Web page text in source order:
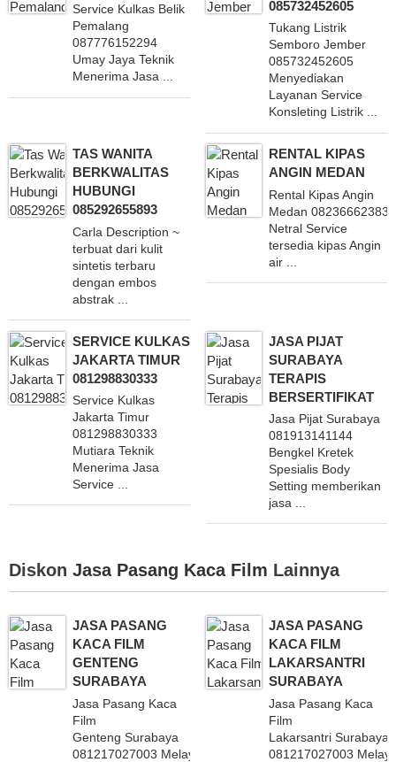
Service Kulkas Belik
Pemalang
087776152294
Umay Jaya Teknik
Menerima Jasa ...
085732452605
Tukang Listrik
Semboro Jember
085732452605
Menyediakan
Layanan Service
Konsleting Listrik ...
TAS WANITA
BERKWALITAS
HUBUNGI
085292655893
Carla Description ~
terbuat dari kulit
sintetis terbaru
dengan embos
abstrak ...
RENTAL KIPAS
ANGIN MEDAN
Rental Kipas Angin
Medan
Netral Service
tersedia kipas Angin
air ...
SERVICE KULKAS
JAKARTA TIMUR
081298830333
Service Kulkas
Jakarta Timur
081298830333
Mutiara Teknik
Menerima Jasa
Service ...
JASA PIJAT
SURABAYA
TERAPIS
BERSERTIFIKAT
Jasa Pijat Surabaya
081913141144
Bengkel Kretek
Spesialis Body
Setting memberikan
jasa ...
Diskon Jasa Pasang Kaca Film Lainnya
JASA PASANG
KACA FILM
GENTENG
SURABAYA
Jasa Pasang Kaca
Film
Genteng Surabaya
081217027003 Melayani
JASA PASANG
KACA FILM
LAKARSANTRI
SURABAYA
Jasa Pasang Kaca
Film
Lakarsantri Surabaya
081217027003